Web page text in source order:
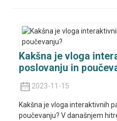
Kakšna je vloga
poslovanju in
2023-11-15
Kakšna je vloga interaktivnih
poučevanju? V današnjem